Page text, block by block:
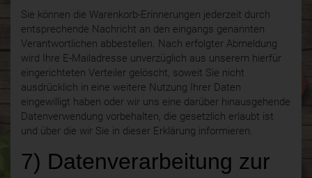
Sie können die Warenkorb-Erinnerungen jederzeit durch
entsprechende Nachricht an den eingangs genannten
Verantwortlichen abbestellen. Nach erfolgter Abmeldung
wird Ihre E-Mailadresse unverzüglich aus unserem hierfür
eingerichteten Verteiler gelöscht, soweit Sie nicht
ausdrücklich in eine weitere Nutzung Ihrer Daten
eingewilligt haben oder wir uns eine darüber hinausgehende
Datenverwendung vorbehalten, die gesetzlich erlaubt ist
und über die wir Sie in dieser Erklärung informieren.
7) Datenverarbeitung zur